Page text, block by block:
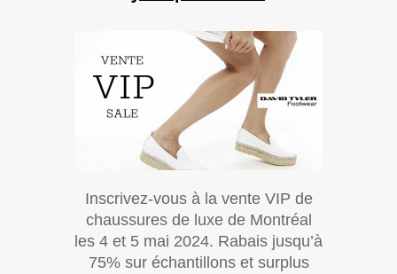
Inscrivez-vous à la vente VIP de
chaussures de luxe de Montréal
les 4 et 5 mai 2024. Rabais jusqu’à
75% sur échantillons et surplus